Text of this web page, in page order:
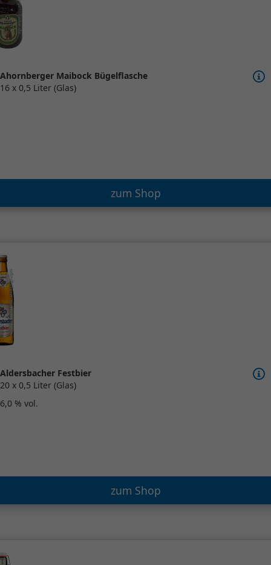
Ahornberger Maibock Bügelflasche
16 x 0,5 Liter (Glas)
zum Shop
Aldersbacher Festbier
20 x 0,5 Liter (Glas)
6,0 % vol.
zum Shop